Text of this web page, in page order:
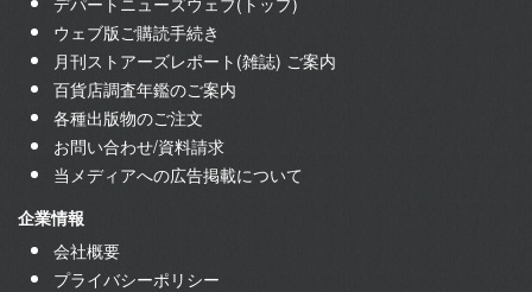
ウェブ版ご購読手続き
月刊ストアーズレポート(雑誌) ご案内
百貨店調査年鑑のご案内
各種出版物のご注文
お問い合わせ/資料請求
当メディアへの広告掲載について
企業情報
会社概要
プライバシーポリシー